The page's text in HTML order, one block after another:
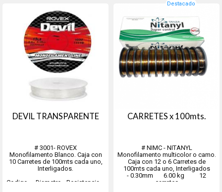
DEVIL TRANSPARENTE
# 3001- ROVEX
Monofilamento Blanco. Caja con
10 Carretes de 100mts cada uno,
Interligados.
Codigo - Diametro - Resistencia -
Destacado
CARRETES x 100mts.
# NIMC - NITANYL
Monofilamento multicolor o camo.
Caja con 12 o 6 Carretes de
100mts cada uno, Interligados
- 0.30mm 6.00 kg 12
carretes